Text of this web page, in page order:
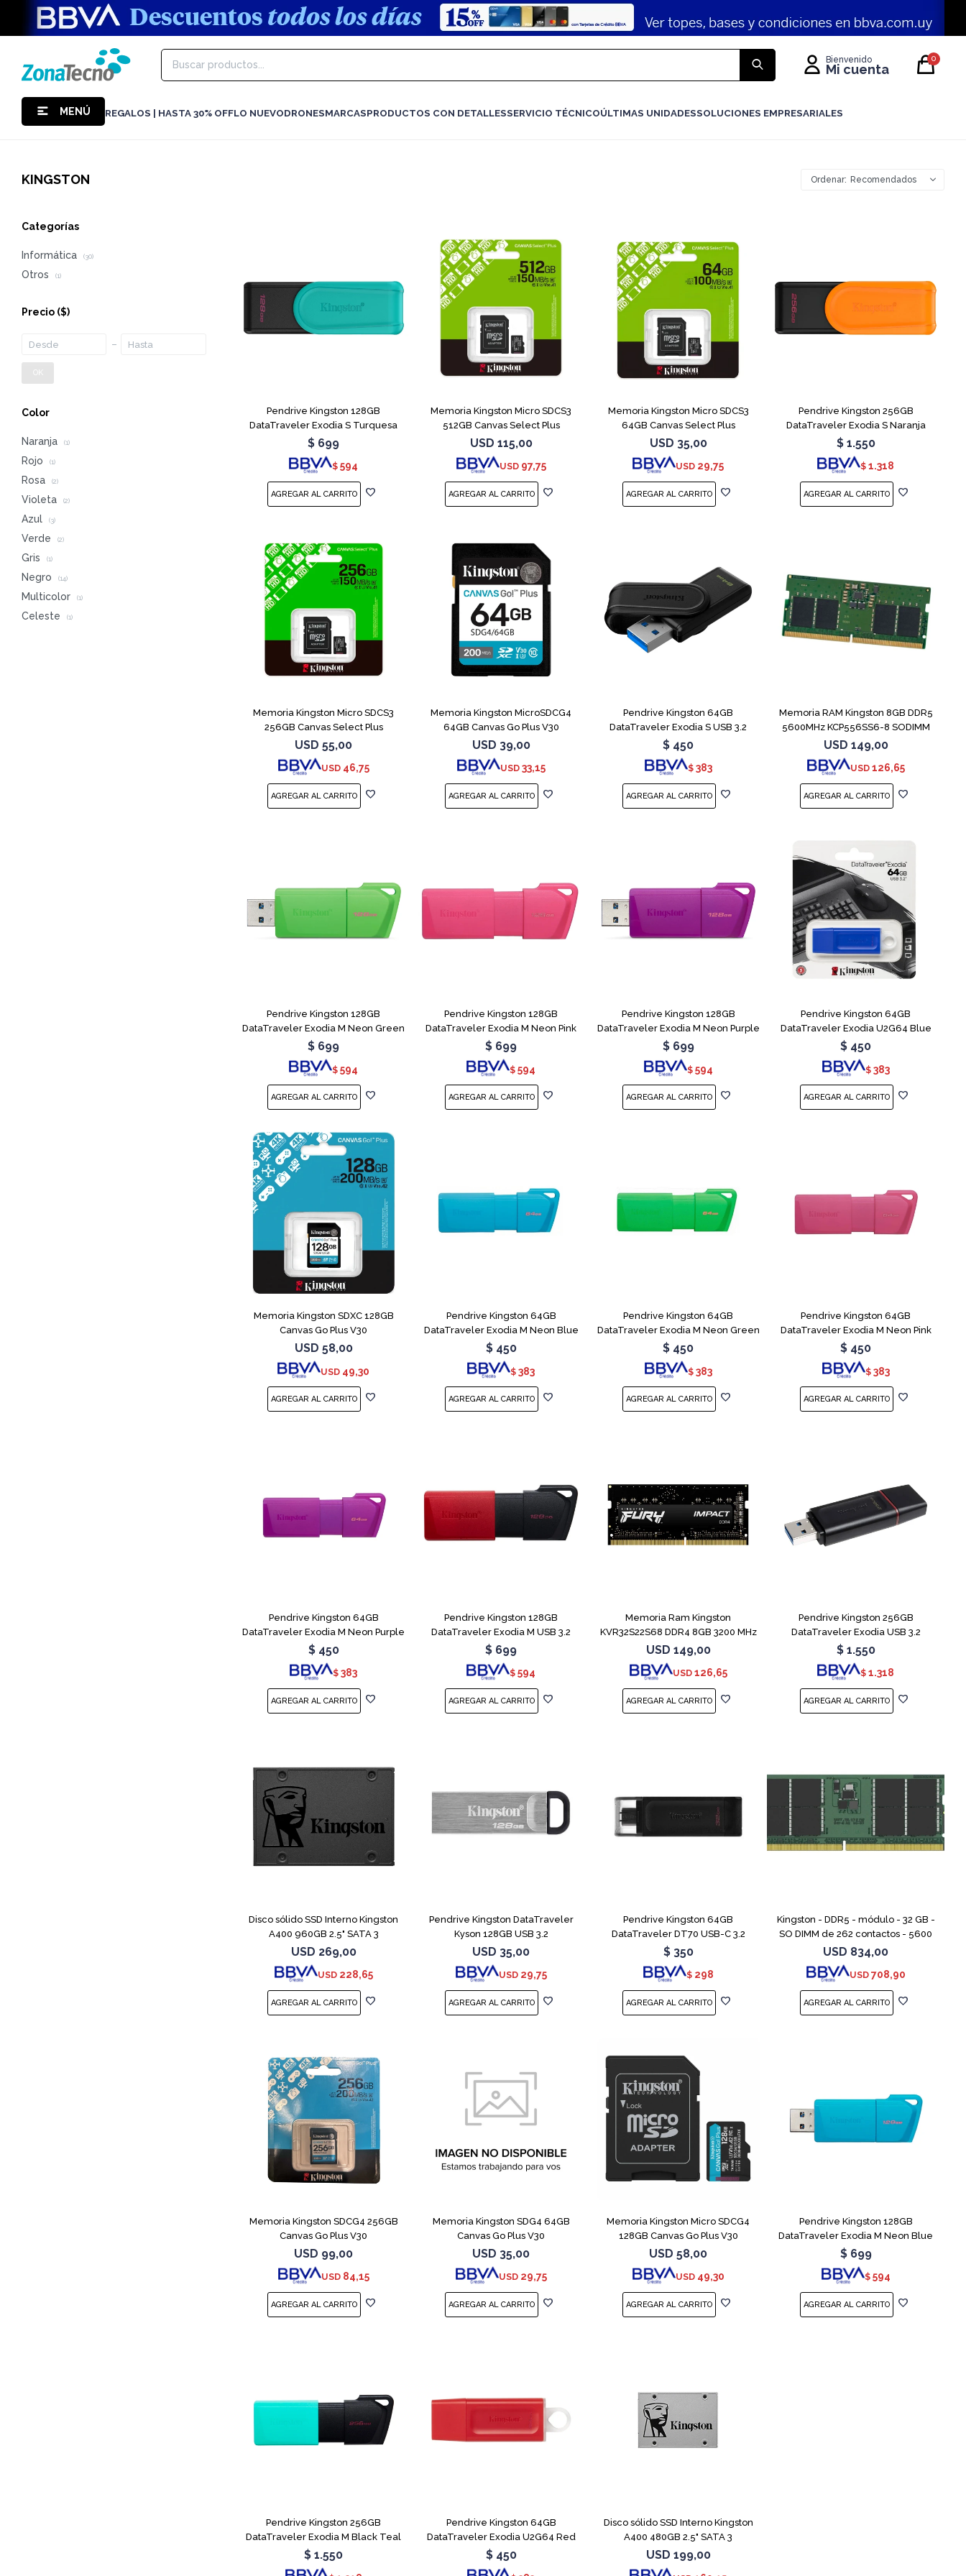
MENÚ REGALOS | HASTA 30% OFFLO NUEVODRONESMARCASPRODUCTOS CON DETALLESSERVICIO TÉCNICOÚLTIMAS UNIDADESSOLUCIONES EMPRESARIALES
0
KINGSTON Recomendados
Pendrive Kingston 128GB
DataTraveler Exodia S Turquesa
$ 699
$ 594
Memoria Kingston Micro SDCS3
512GB Canvas Select Plus
USD 115,00
USD 97,75
Memoria Kingston Micro SDCS3
64GB Canvas Select Plus
USD 35,00
USD 29,75
Pendrive Kingston 256GB
DataTraveler Exodia S Naranja
$ 1.550
$ 1.318
Memoria Kingston Micro SDCS3
256GB Canvas Select Plus
USD 55,00
USD 46,75
Memoria Kingston MicroSDCG4
64GB Canvas Go Plus V30
USD 39,00
USD 33,15
Pendrive Kingston 64GB
DataTraveler Exodia S USB 3.2
$ 450
$ 383
Memoria RAM Kingston 8GB DDR5
5600MHz KCP556SS6-8 SODIMM
USD 149,00
USD 126,65
Pendrive Kingston 128GB
DataTraveler Exodia M Neon Green
$ 699
$ 594
Pendrive Kingston 128GB
DataTraveler Exodia M Neon Pink
$ 699
$ 594
Pendrive Kingston 128GB
DataTraveler Exodia M Neon Purple
$ 699
$ 594
Pendrive Kingston 64GB
DataTraveler Exodia U2G64 Blue
$ 450
$ 383
Memoria Kingston SDXC 128GB
Canvas Go Plus V30
USD 58,00
USD 49,30
Pendrive Kingston 64GB
DataTraveler Exodia M Neon Blue
$ 450
$ 383
Pendrive Kingston 64GB
DataTraveler Exodia M Neon Green
$ 450
$ 383
Pendrive Kingston 64GB
DataTraveler Exodia M Neon Pink
$ 450
$ 383
Pendrive Kingston 64GB
DataTraveler Exodia M Neon Purple
$ 450
$ 383
Pendrive Kingston 128GB
DataTraveler Exodia M USB 3.2
$ 699
$ 594
Memoria Ram Kingston
KVR32S22S68 DDR4 8GB 3200 MHz
Sodimm
USD 149,00
USD 126,65
Pendrive Kingston 256GB
DataTraveler Exodia USB 3.2
$ 1.550
$ 1.318
Disco sólido SSD Interno Kingston
A400 960GB 2.5" SATA 3
USD 269,00
USD 228,65
Pendrive Kingston DataTraveler
Kyson 128GB USB 3.2
USD 35,00
USD 29,75
Pendrive Kingston 64GB
DataTraveler DT70 USB-C 3.2
$ 350
$ 298
Kingston - DDR5 - módulo - 32 GB -
SO DIMM de 262 contactos - 5600
MT/s / PC5-44800 - CL46 - 1.1 V -
sin búfer - no ECC
USD 834,00
USD 708,90
Memoria Kingston SDCG4 256GB
Canvas Go Plus V30
USD 99,00
USD 84,15
Memoria Kingston SDG4 64GB
Canvas Go Plus V30
USD 35,00
USD 29,75
Memoria Kingston Micro SDCG4
128GB Canvas Go Plus V30
USD 58,00
USD 49,30
Pendrive Kingston 128GB
DataTraveler Exodia M Neon Blue
$ 699
$ 594
Pendrive Kingston 256GB
DataTraveler Exodia M Black Teal
$ 1.550
Pendrive Kingston 64GB
DataTraveler Exodia U2G64 Red
$ 450
Disco sólido SSD Interno Kingston
A400 480GB 2.5" SATA 3
USD 199,00
Categorías
Informática (30)
Otros (1)
Precio ($)
OK
Color
Naranja (1)
Rojo (1)
Rosa (2)
Violeta (2)
Azul (3)
Verde (2)
Gris (1)
Negro (14)
Multicolor (1)
Celeste (1)